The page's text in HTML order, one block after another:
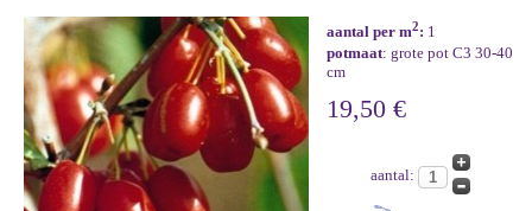
aantal per m2: 1
potmaat: grote pot C3 30-40
cm
19,50 €
aantal: